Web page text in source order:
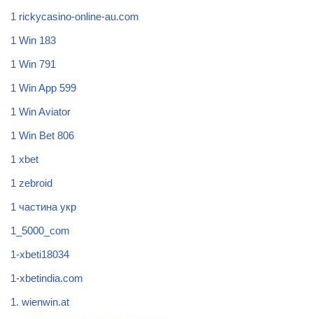
1 rickycasino-online-au.com
1 Win 183
1 Win 791
1 Win App 599
1 Win Aviator
1 Win Bet 806
1 xbet
1 zebroid
1 частина укр
1_5000_com
1-xbeti18034
1-xbetindia.com
1. wienwin.at